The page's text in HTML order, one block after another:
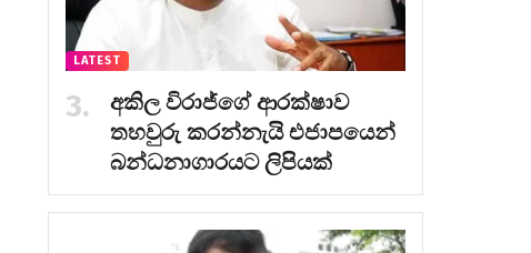
LATEST
අකිල විරාජ්ගේ ආරක්ෂාව
තහවුරු කරන්නැයි එජාපයෙන්
බන්ධනාගාරයට ලිපියක්